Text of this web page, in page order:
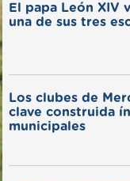
El papa León XIV
una de sus tres
Los clubes de
clave construida
municipales